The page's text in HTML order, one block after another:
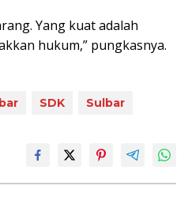
Yang kuat adalah
hukum,” pungkasnya.
SDK Sulbar